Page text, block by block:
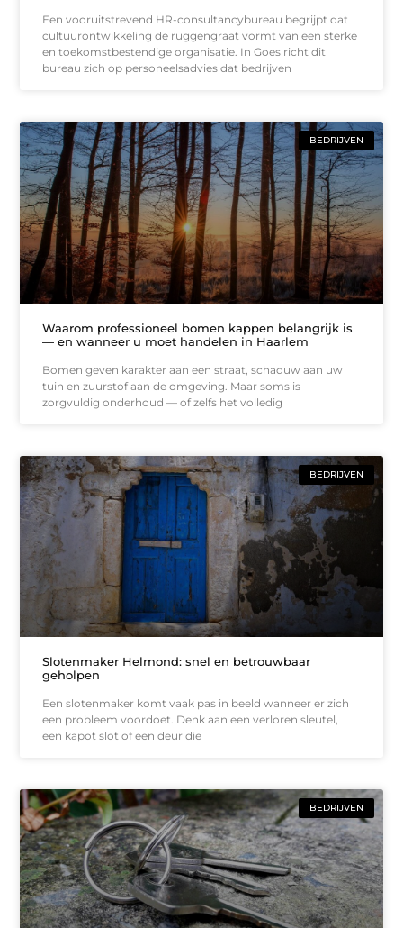
Een vooruitstrevend HR-consultancybureau begrijpt dat
cultuurontwikkeling de ruggengraat vormt van een sterke
en toekomstbestendige organisatie. In Goes richt dit
bureau zich op personeelsadvies dat bedrijven
BEDRIJVEN
Waarom professioneel bomen kappen belangrijk is
— en wanneer u moet handelen in Haarlem
Bomen geven karakter aan een straat, schaduw aan uw
tuin en zuurstof aan de omgeving. Maar soms is
zorgvuldig onderhoud — of zelfs het volledig
BEDRIJVEN
Slotenmaker Helmond: snel en betrouwbaar
geholpen
Een slotenmaker komt vaak pas in beeld wanneer er zich
een probleem voordoet. Denk aan een verloren sleutel,
een kapot slot of een deur die
BEDRIJVEN